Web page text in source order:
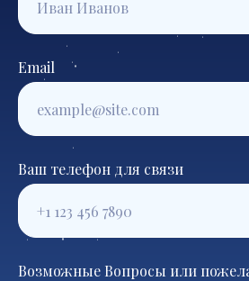
Email
Ваш телефон для связи
Возможные Вопросы или